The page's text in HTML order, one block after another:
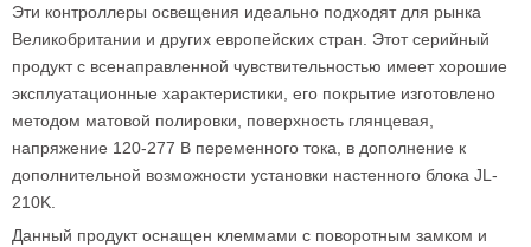
Эти контроллеры освещения идеально подходят для рынка
Великобритании и других европейских стран. Этот серийный
продукт с всенаправленной чувствительностью имеет хорошие
эксплуатационные характеристики, его покрытие изготовлено
методом матовой полировки, поверхность глянцевая,
напряжение 120-277 В переменного тока, в дополнение к
дополнительной возможности установки настенного блока JL-
210K.
Данный продукт оснащен клеммами с поворотным замком и